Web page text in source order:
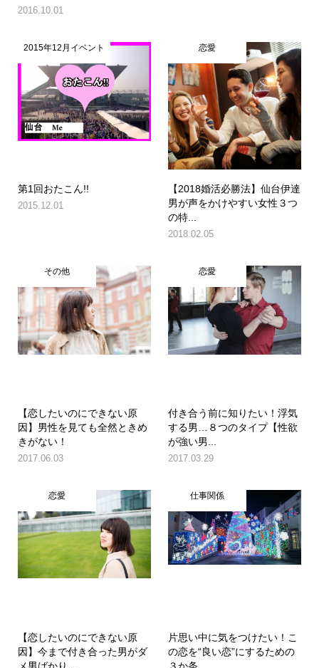
2016.10.01
2015年12月イベント
第1回おたこん!!
2015.12.01
恋愛
【2018婚活必勝法】仙台伊達
男が声をかけやすい女性３つ
の特...
2018.02.05
その他
【恋したいのにできない原
因】男性を見ても全然ときめ
きがない！
2017.06.03
恋愛
付き合う前に知りたい！浮気
する男…８つのタイプ【性欲
が強い男...
2017.03.29
恋愛
【恋したいのにできない原
因】今まで付き合った男がダ
メ男ばかり...
仕事関係
片思い中に気をつけたい！こ
の恋を“良い恋”にするための
３か条